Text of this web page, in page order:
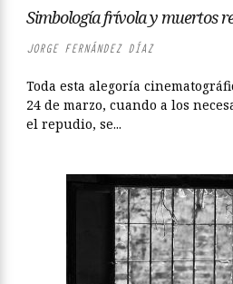
Simbología frívola y muertos
JORGE FERNÁNDEZ DÍAZ
Toda esta alegoría
24 de marzo, cuando a los
el repudio, se...